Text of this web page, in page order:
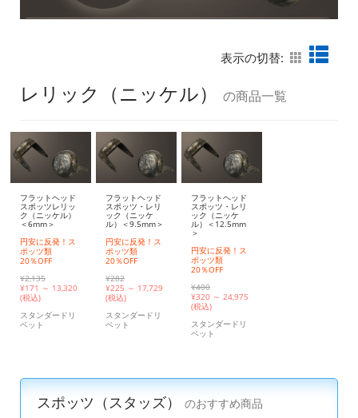
ピ
表示の切替:
レリック（ニッケル） の商品一覧
フラットヘッド
スポッツレリッ
ク（ニッケル）
＜6mm＞
円安に反発！ス
ポッツ類
20％OFF
¥2,135
¥171 ～ 13,320
(税込)
スタンダードリ
ベット
フラットヘッド
スポッツ・レリ
ック（ニッケ
ル）＜9.5mm＞
円安に反発！ス
ポッツ類
20％OFF
¥282
¥225 ～ 17,729
(税込)
スタンダードリ
ベット
フラットヘッド
スポッツ・レリ
ック（ニッケ
ル）＜12.5mm
＞
円安に反発！ス
ポッツ類
20％OFF
¥400
¥320 ～ 24,975
(税込)
スタンダードリ
ベット
スポッツ（スタッズ）
のおすすめ商品